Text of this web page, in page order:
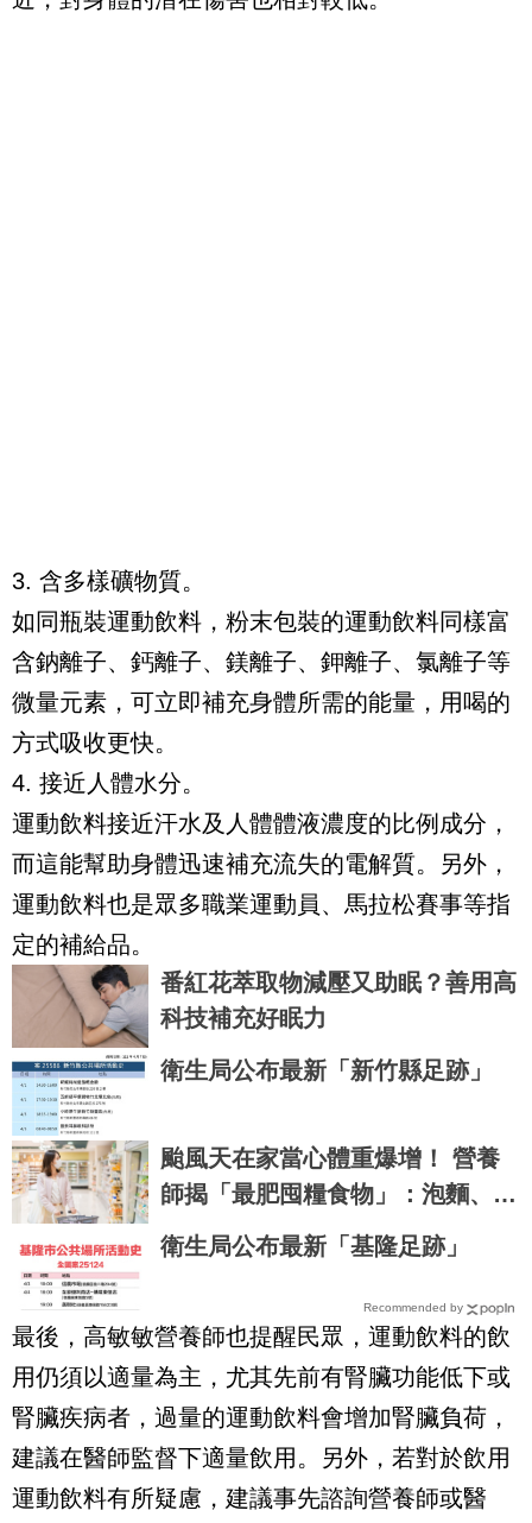
3. 含多樣礦物質。
如同瓶裝運動飲料，粉末包裝的運動飲料同樣富
含鈉離子、鈣離子、鎂離子、鉀離子、氯離子等
微量元素，可立即補充身體所需的能量，用喝的
方式吸收更快。
4. 接近人體水分。
運動飲料接近汗水及人體體液濃度的比例成分，
而這能幫助身體迅速補充流失的電解質。另外，
運動飲料也是眾多職業運動員、馬拉松賽事等指
定的補給品。
番紅花萃取物減壓又助眠？善用高
科技補充好眠力
衛生局公布最新「新竹縣足跡」
颱風天在家當心體重爆增！ 營養
師揭「最肥囤糧食物」：泡麵、水
餃都慘輸
衛生局公布最新「基隆足跡」
Recommended by
最後，高敏敏營養師也提醒民眾，運動飲料的飲
用仍須以適量為主，尤其先前有腎臟功能低下或
腎臟疾病者，過量的運動飲料會增加腎臟負荷，
建議在醫師監督下適量飲用。另外，若對於飲用
運動飲料有所疑慮，建議事先諮詢營養師或醫